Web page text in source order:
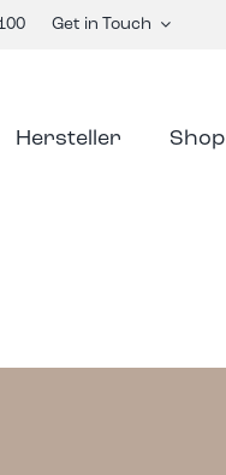
Get in Touch
Hersteller Shop